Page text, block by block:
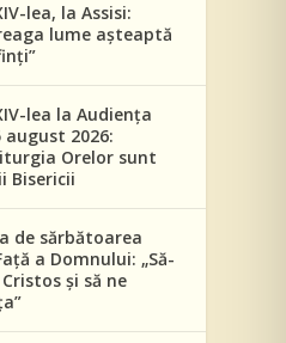
lea, la Assisi:
lume așteaptă
lea la Audiența
august 2026:
Orelor sunt
Bisericii
de sărbătoarea
a Domnului: „Să-
și să ne